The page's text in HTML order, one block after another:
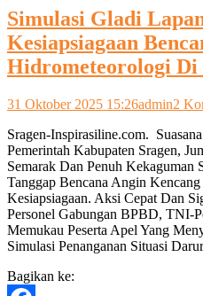
Simulasi Gladi
Kesiapsiagaan
Hidrometeorologi Di
31 Oktober 2025 15:26admin2
Sragen-Inspirasiline.com.
Pemerintah Kabupaten Sragen,
Semarak Dan Penuh Kekaguman
Tanggap Bencana Angin
Kesiapsiagaan. Aksi Cepat Dan
Personel Gabungan BPBD, TNI-
Memukau Peserta Apel Yang
Simulasi Penanganan Situasi
Bagikan ke: